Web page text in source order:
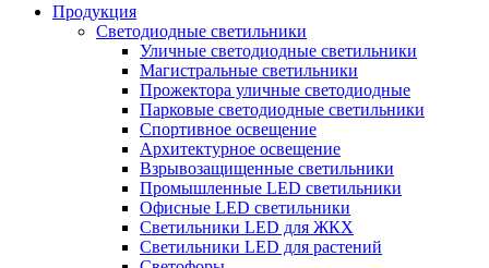
Продукция
Светодиодные светильники
Уличные светодиодные светильники
Магистральные светильники
Прожектора уличные светодиодные
Парковые светодиодные светильники
Спортивное освещение
Архитектурное освещение
Взрывозащищенные светильники
Промышленные LED светильники
Офисные LED светильники
Cветильники LED для ЖКХ
Светильники LED для растений